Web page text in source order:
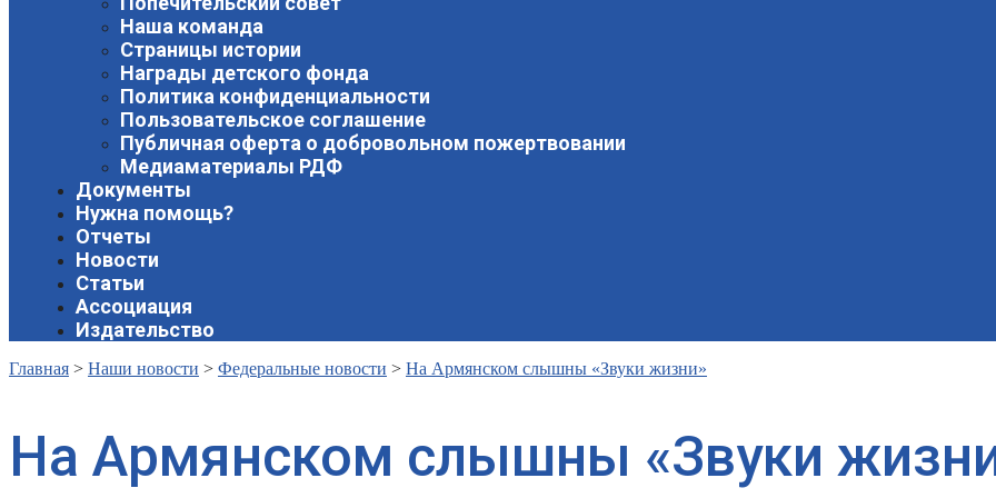
Наша команда
Страницы истории
Награды детского фонда
Политика конфиденциальности
Пользовательское соглашение
Публичная оферта о добровольном пожертвовании
Медиаматериалы РДФ
Документы
Нужна помощь?
Отчеты
Новости
Статьи
Ассоциация
Издательство
Главная > Наши новости > Федеральные новости > На Армянском слышны «Звуки жизни»
На Армянском слышны «Звуки